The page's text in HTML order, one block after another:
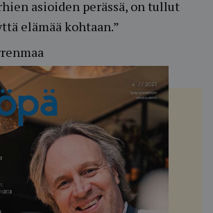
asioiden perässä, on tullut
elämää kohtaan.”